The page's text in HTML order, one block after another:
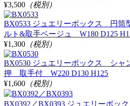
¥3,500 （税別）
BX0533 ジュエリーボックス 円
ルト&取手ベージュ W180 D125
¥1,300 （税別）
BX0530 ジュエリーボックス シャ
押 取手付 W220 D130 H125
¥1,600 （税別）
BX0392／BX0393 ジュエリーボ